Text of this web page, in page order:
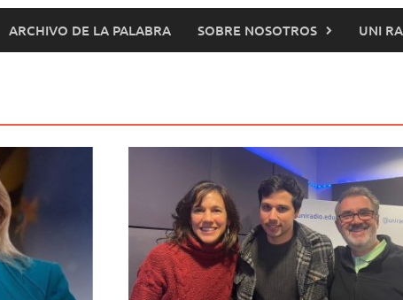
ARCHIVO DE LA PALABRA SOBRE NOSOTROS UNI